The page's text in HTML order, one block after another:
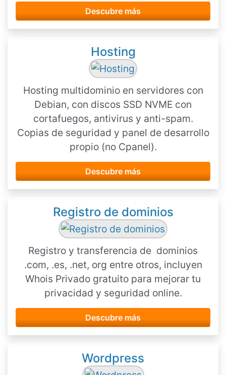
Descubre más
Hosting
Hosting multidominio en servidores con
Debian, con discos SSD NVME con
cortafuegos, antivirus y anti-spam.
Copias de seguridad y panel de desarrollo
propio (no Cpanel).
Descubre más
Registro de dominios
Registro y transferencia de dominios
.com, .es, .net, org entre otros, incluyen
Whois Privado gratuito para mejorar tu
privacidad y seguridad online.
Descubre más
Wordpress